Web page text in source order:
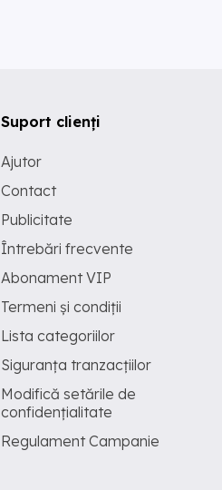
Suport clienți
Ajutor
Contact
Publicitate
Întrebări frecvente
Abonament VIP
Termeni și condiții
Lista categoriilor
Siguranța tranzacțiilor
Modifică setările de
confidențialitate
Regulament Campanie